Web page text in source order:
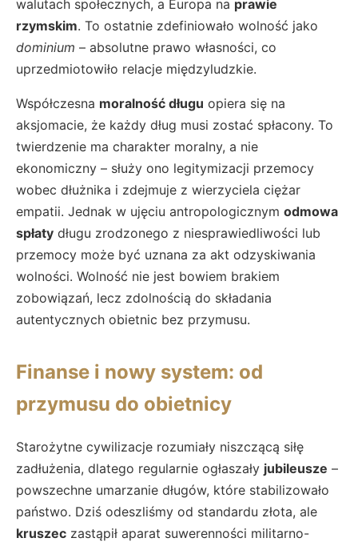
walutach społecznych, a Europa na prawie
rzymskim. To ostatnie zdefiniowało wolność jako
dominium – absolutne prawo własności, co
uprzedmiotowiło relacje międzyludzkie.
Współczesna moralność długu opiera się na
aksjomacie, że każdy dług musi zostać spłacony. To
twierdzenie ma charakter moralny, a nie
ekonomiczny – służy ono legitymizacji przemocy
wobec dłużnika i zdejmuje z wierzyciela ciężar
empatii. Jednak w ujęciu antropologicznym odmowa
spłaty długu zrodzonego z niesprawiedliwości lub
przemocy może być uznana za akt odzyskiwania
wolności. Wolność nie jest bowiem brakiem
zobowiązań, lecz zdolnością do składania
autentycznych obietnic bez przymusu.
Finanse i nowy system: od
przymusu do obietnicy
Starożytne cywilizacje rozumiały niszczącą siłę
zadłużenia, dlatego regularnie ogłaszały jubileusze –
powszechne umarzanie długów, które stabilizowało
państwo. Dziś odeszliśmy od standardu złota, ale
kruszec zastąpił aparat suwerenności militarno-